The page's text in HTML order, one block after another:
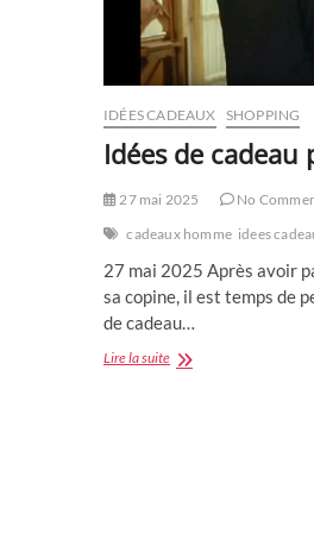
IDÉES CADEAUX SHOPPING
Idées de
27 mai 2025
No
cadeaux homme idees
27 mai 2025 Après avoir
sa copine, il est temps de
de cadeau…
Lire la suiteIdées